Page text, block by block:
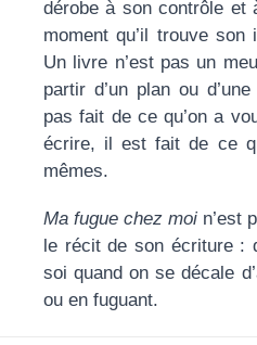
dérobe à son contrôle et
moment qu’il trouve
Un livre n’est pas un
partir d’un plan ou
pas fait de ce qu’on a
écrire, il est fait de ce
mêmes.
Ma fugue chez moi n’est
le récit de son écriture :
soi quand on se décale
ou en fuguant.